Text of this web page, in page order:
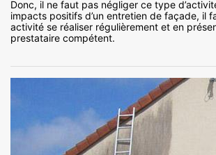
Donc, il ne faut pas négliger ce type
impacts positifs d’un entretien de façade, il
activité se réaliser régulièrement et en
prestataire compétent.